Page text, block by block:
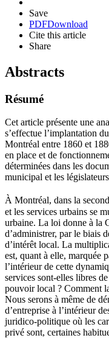
Save
PDFDownload
Cite this article
Share
Abstracts
Résumé
Cet article présente une
s’effectue l’implantation
Montréal entre 1860 et
en place et de
déterminées dans les
municipal et les
À Montréal, dans la
et les services urbains se
urbaine. La loi donne à la
d’administrer, par le biais
d’intérêt local. La
est, quant à elle, marquée
l’intérieur de cette
services sont-elles libres
pouvoir local ? Comment
Nous serons à même de
d’entreprise à l’intérieur
juridico-politique où les
privé sont, certaines